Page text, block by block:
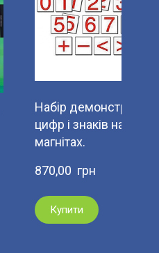
Набір
цифр і знаків на
магнітах.
870,00  грн
Купити